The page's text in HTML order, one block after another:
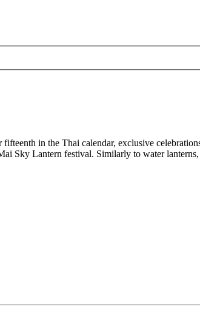
in the Thai calendar, exclusive
Sky Lantern festival. Similarly to water